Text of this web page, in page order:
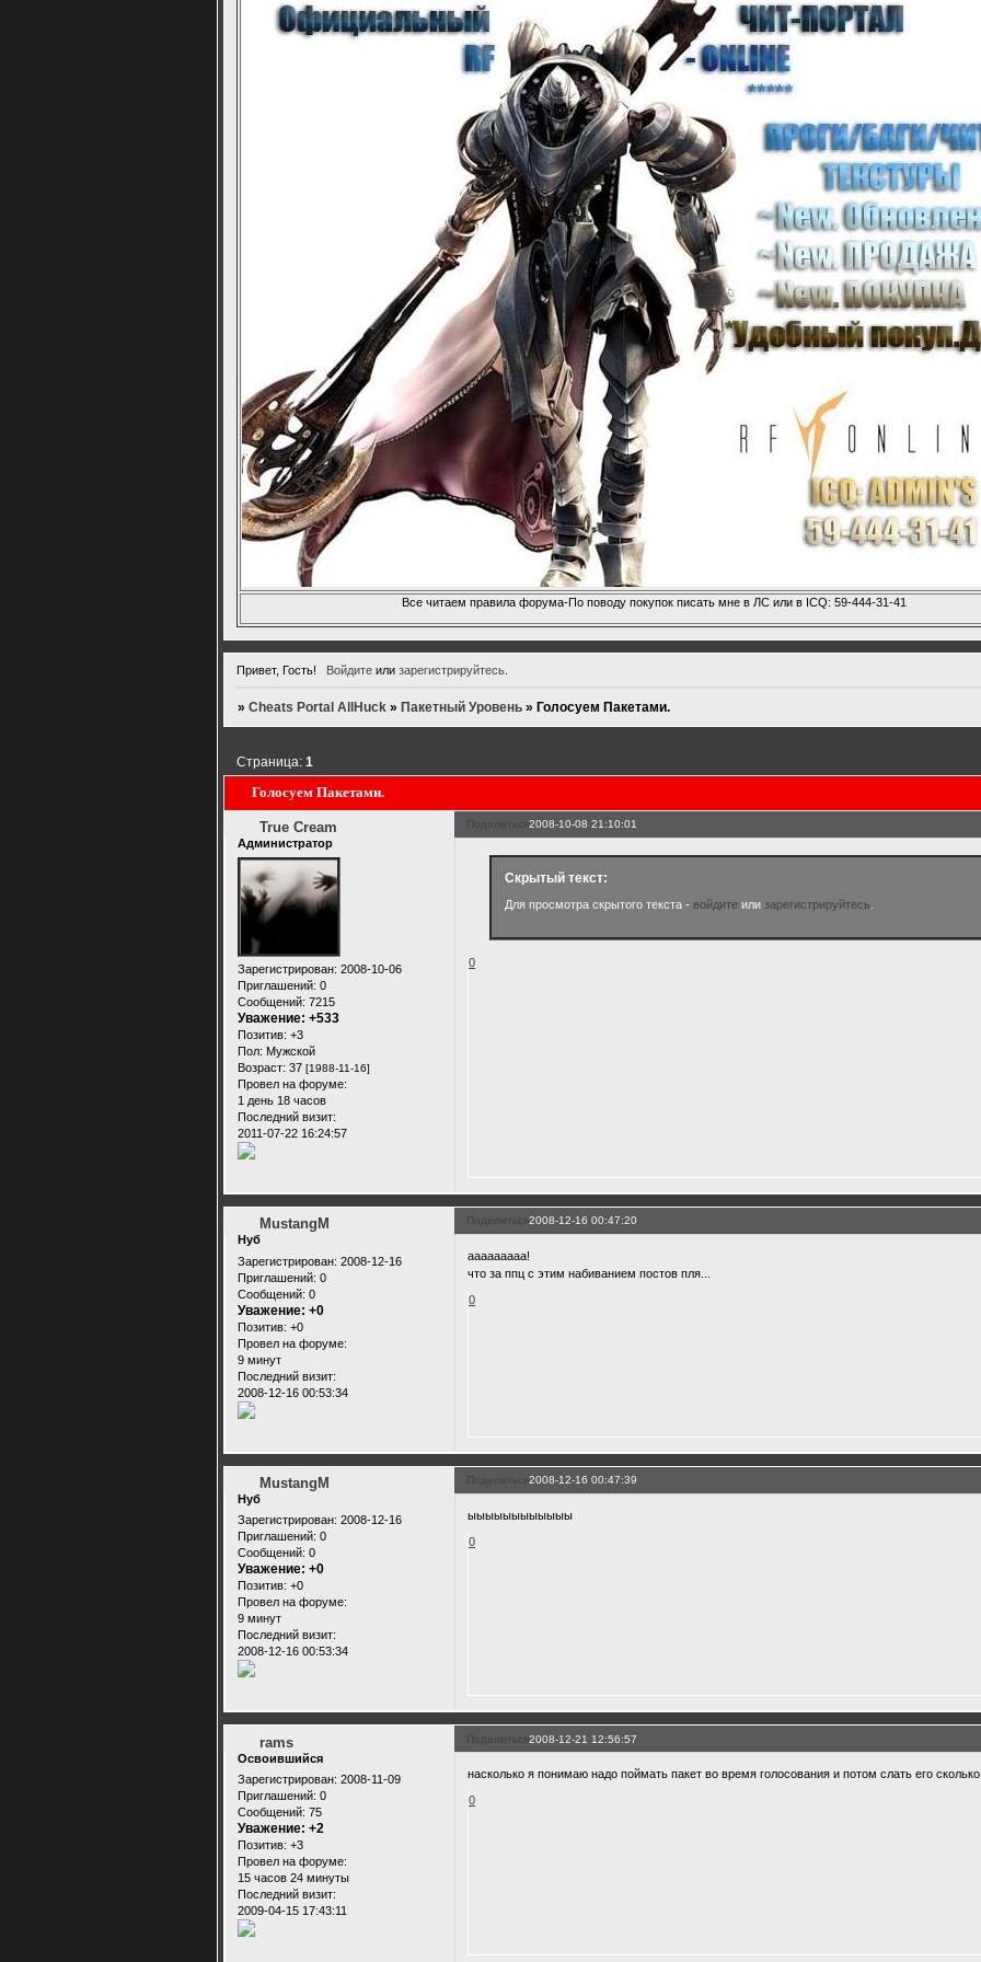
Все читаем правила форума-По поводу покупок писать мне в ЛС или в ICQ: 59-444-31-41
Привет, Гость! Войдитеили зарегистрируйтесь.
»Cheats Portal AllHuck » Пакетный Уровень » Голосуем Пакетами.
Голосуем Пакетами.
Страница:1
Поделиться2008-10-08 21:10:01
True Cream
Администратор
Зарегистрирован: 2008-10-06
Приглашений: 0
Сообщений: 7215
Уважение: +533
Позитив: +3
Пол: Мужской
Возраст: 37 [1988-11-16]
Провел на форуме:
1 день 18 часов
Последний визит:
2011-07-22 16:24:57
Скрытый текст:
Для просмотра скрытого текста - войдитеили зарегистрируйтесь
0
Поделиться2008-12-16 00:47:20
MustangM
Нуб
Зарегистрирован: 2008-12-16
Приглашений: 0
Сообщений: 0
Уважение: +0
Позитив: +0
Провел на форуме:
9 минут
Последний визит:
2008-12-16 00:53:34
ааааааааа!
что за ппц с этим набиванием постов пля...
0
Поделиться2008-12-16 00:47:39
MustangM
Нуб
Зарегистрирован: 2008-12-16
Приглашений: 0
Сообщений: 0
Уважение: +0
Позитив: +0
Провел на форуме:
9 минут
Последний визит:
2008-12-16 00:53:34
ыыыыыыыыыыыы
0
Поделиться2008-12-21 12:56:57
rams
Освоившийся
Зарегистрирован: 2008-11-09
Приглашений: 0
Сообщений: 75
Уважение: +2
Позитив: +3
Провел на форуме:
15 часов 24 минуты
Последний визит:
2009-04-15 17:43:11
насколько я понимаю надо поймать пакет во время голосования и потом слать его сколько
0